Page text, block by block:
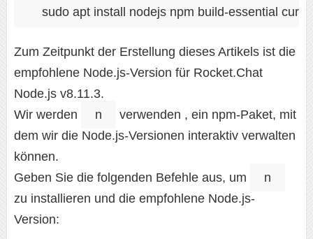
sudo apt install nodejs npm build-essential curl
Zum Zeitpunkt der Erstellung dieses Artikels ist die
empfohlene Node.js-Version für Rocket.Chat
Node.js v8.11.3.
Wir werden
n
verwenden , ein npm-Paket, mit
dem wir die Node.js-Versionen interaktiv verwalten
können.
Geben Sie die folgenden Befehle aus, um
n
zu installieren und die empfohlene Node.js-
Version: